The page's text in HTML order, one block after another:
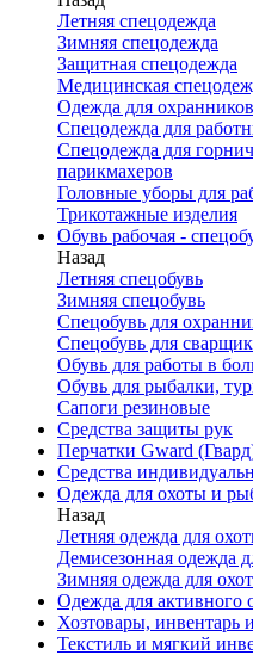
Летняя спецодежда
Зимняя спецодежда
Защитная спецодежда
Медицинская
Одежда для охранников
Спецодежда для
Спецодежда для
парикмахеров
Головные уборы для
Трикотажные изделия
Обувь рабочая -
Назад
Летняя спецобувь
Зимняя спецобувь
Спецобувь для
Спецобувь для
Обувь для работы в
Обувь для рыбалки,
Сапоги резиновые
Средства защиты рук
Перчатки Gward
Средства
Одежда для охоты и
Назад
Летняя одежда для
Демисезонная одежда
Зимняя одежда для
Одежда для активного
Хозтовары, инвентарь
Текстиль и мягкий